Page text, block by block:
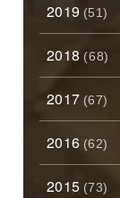
2019 (51)
2018 (68)
2017 (67)
2016 (62)
2015 (73)